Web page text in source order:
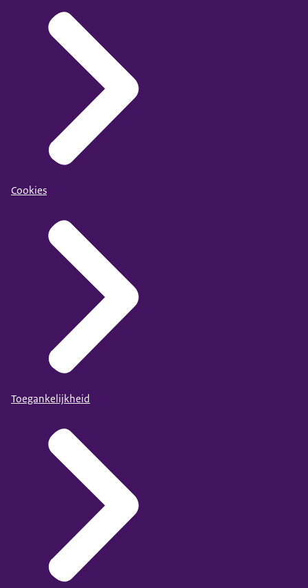
Cookies
Toegankelijkheid